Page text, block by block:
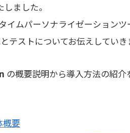
ました。
ムパーソナライゼーションツ
テストについてお伝えしていき
の概要説明から導入方法の紹介
要